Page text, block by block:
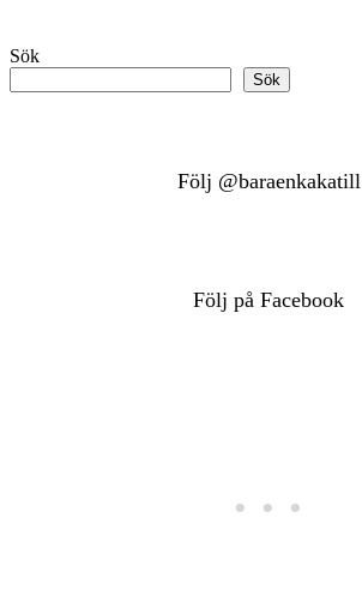
Sök
Sök
Följ @baraenkakatill
Följ på Facebook